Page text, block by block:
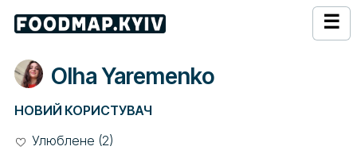
☰
Olha Yaremenko
НОВИЙ КОРИСТУВАЧ
Улюблене (2)